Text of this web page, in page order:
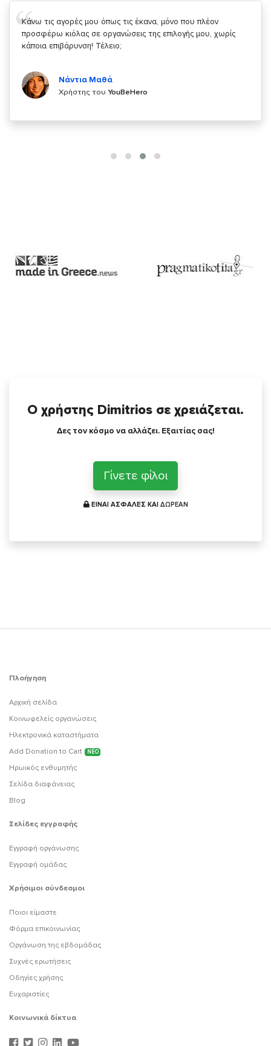
Σας ευχαριστώ που μας δίνετε την δυνατότητα να κάνουμε
κάτι!
Χρήστης τουYouBeHero
Ο χρήστης Dimitrios σε χρειάζεται.
Δες τον κόσμο να αλλάζει. Εξαιτίας σας!
Γίνετε φίλοι
ΕΙΝΑΙ ΑΣΦΑΛΕΣ ΚΑΙ ΔΩΡΕΑΝ
Πλοήγηση
Αρχική σελίδα
Κοινωφελείς οργανώσεις
Ηλεκτρονικά καταστήματα
Add Donation to Cart
ΝΕΟ
Ηρωικός ενθυμητής
Σελίδα διαφάνειας
Blog
Σελίδες εγγραφής
Εγγραφή οργάνωσης
Εγγραφή ομάδας
Χρήσιμοι σύνδεσμοι
Ποιοι είμαστε
Φόρμα επικοινωνίας
Οργάνωση της εβδομάδας
Συχνές ερωτήσεις
Οδηγίες χρήσης
Ευχαριστίες
Κοινωνικά δίκτυα